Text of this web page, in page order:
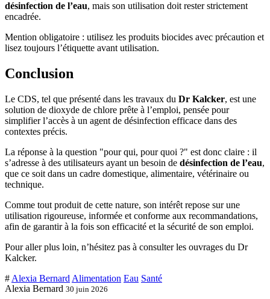
désinfection de l’eau, mais son utilisation doit rester strictement
encadrée.
Mention obligatoire : utilisez les produits biocides avec précaution et
lisez toujours l’étiquette avant utilisation.
Conclusion
Le CDS, tel que présenté dans les travaux du Dr Kalcker, est une
solution de dioxyde de chlore prête à l’emploi, pensée pour
simplifier l’accès à un agent de désinfection efficace dans des
contextes précis.
La réponse à la question "pour qui, pour quoi ?" est donc claire : il
s’adresse à des utilisateurs ayant un besoin de désinfection de l’eau,
que ce soit dans un cadre domestique, alimentaire, vétérinaire ou
technique.
Comme tout produit de cette nature, son intérêt repose sur une
utilisation rigoureuse, informée et conforme aux recommandations,
afin de garantir à la fois son efficacité et la sécurité de son emploi.
Pour aller plus loin, n’hésitez pas à consulter les ouvrages du Dr
Kalcker.
# Alexia Bernard Alimentation Eau Santé
Alexia Bernard 30 juin 2026